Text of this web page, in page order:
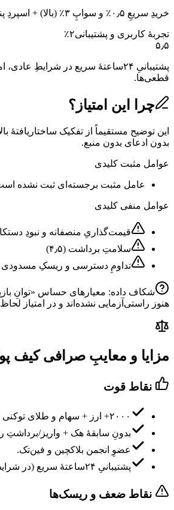
خریدِ سریعِ ۰٫۵٪ و سواپِ ۳٪ (بالا) + اسپردِ پنهان.
تجربهٔ کاربری و پشتیبانی۲٪
۵٫۵
پشتیبانیِ ۲۴ساعتهٔ سریع در شرایطِ
قطعی‌ها.
چرا این امتیاز؟
این توضیح مستقیماً از تفکیک ساختاریافتهٔ
بدون ادعای بدون منبع.
عوامل مثبت کلیدی
عامل مثبت برجسته‌ای ثبت نشده
عوامل منفی کلیدی
قیمت‌گذاریِ منصفانه و نبودِ
سلامتِ برداشت (۴٫۵)
تداومِ دسترسی و ریسکِ مسدودی
شکاف داده: معیارهای حساس «توانِ
هنوز راستی‌آزمایی نشده‌اند و در امتیاز
مزایا و معایبِ صرافی کیف
نقاط قوت
۲۰۰۰+ ارز + سهام و طلای توکنی + استیکینگ.
بدونِ سابقهٔ هک + واریز/برداشتِ
عضوِ انجمن بلاکچین و فین‌تک.
پشتیبانیِ ۲۴ساعتهٔ سریع (در شرایطِ عادی).
نقاط ضعف و ریسک‌ها